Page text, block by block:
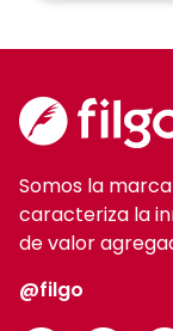
Somos la
caracteriza la
de valor
@filgo